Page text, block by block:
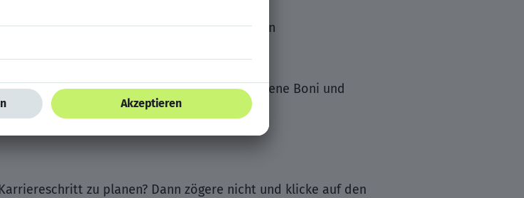
und professionell durch den gesamten
und Beratung zur Seite.
Vergütung warten leistungsbezogene Boni und
zu planen? Dann zögere nicht und klicke auf den